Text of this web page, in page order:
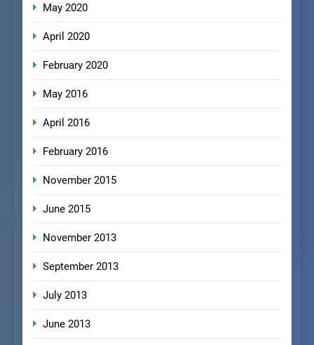
May 2020
April 2020
February 2020
May 2016
April 2016
February 2016
November 2015
June 2015
November 2013
September 2013
July 2013
June 2013